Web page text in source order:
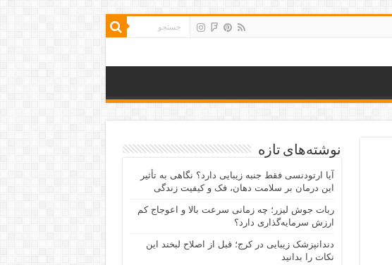
نوشته‌های تازه
آیا ارتودنسی فقط جنبه زیبایی دارد؟ نگاهی به تأثیر
این درمان بر سلامت دهان، فک و کیفیت زندگی
ربات جوش لیزر؛ چه زمانی سرعت بالا و اعوجاج کم
ارزش سرمایه‌گذاری دارد؟
دندانپزشک زیبایی در کرج؛ قبل از اصلاح لبخند این
نکات را بدانید